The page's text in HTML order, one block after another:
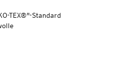
TEX®"-Standard